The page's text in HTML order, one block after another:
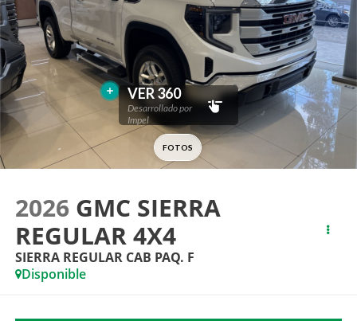
2026 GMC SIERRA
REGULAR 4X4
SIERRA REGULAR CAB PAQ. F
Disponible